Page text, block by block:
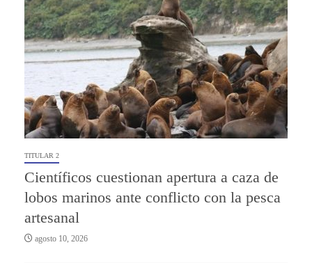
TITULAR 2
Científicos cuestionan apertura a caza de
lobos marinos ante conflicto con la pesca
artesanal
agosto 10, 2026